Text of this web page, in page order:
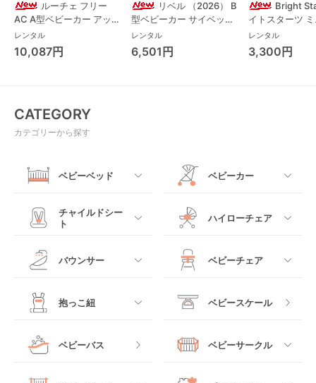
ルーチェ フリー
AC A型ベビーカー アッ
プリカ(Aprica) A型ベビ
ーカー アップリカ
(Aprica)
レンタル
10,087円
リベル （2026） B
型ベビーカー サイベック
ス(cybex)
レンタル
6,501円
Bright
イトスターツ
ス フォーエバ
レンド ジャン
パルー キッズ
レンタル
3,300円
CATEGORY
カテゴリーから探す
ベビーベッド
すべて
レギュラーサイズベビ
ベッドインベッド
クーファン
ベビーカー
すべて
ベビーカーその他
チャイルドシー
ト
すべて
ジュニアシート
ハイローチェア
すべて
バウンサー
すべて
ベビーチェア
すべて
抱っこ紐
すべて
ベビースケール
ベビーバス ベビーサークル
すべて